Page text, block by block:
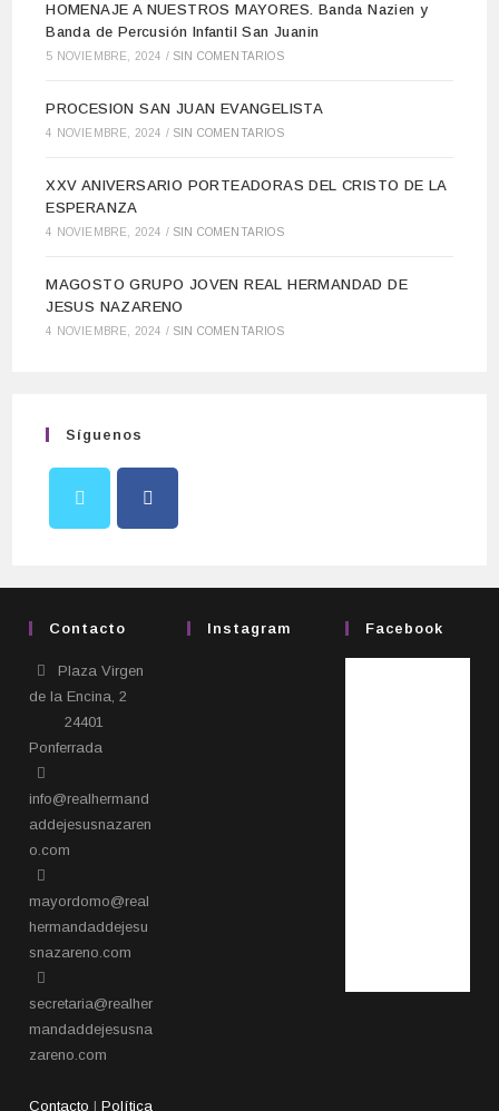
HOMENAJE A NUESTROS MAYORES. Banda Nazien y
Banda de Percusión Infantil San Juanin
5 NOVIEMBRE, 2024 / SIN COMENTARIOS
PROCESION SAN JUAN EVANGELISTA
4 NOVIEMBRE, 2024 / SIN COMENTARIOS
XXV ANIVERSARIO PORTEADORAS DEL CRISTO DE LA
ESPERANZA
4 NOVIEMBRE, 2024 / SIN COMENTARIOS
MAGOSTO GRUPO JOVEN REAL HERMANDAD DE
JESUS NAZARENO
4 NOVIEMBRE, 2024 / SIN COMENTARIOS
Síguenos
Contacto
Plaza Virgen
de la Encina, 2
24401
Ponferrada​
info@realhermand
addejesusnazaren
o.com
mayordomo@real
hermandaddejesu
snazareno.com
secretaria@realher
mandaddejesusna
zareno.com
Contacto |Política
Instagram Facebook